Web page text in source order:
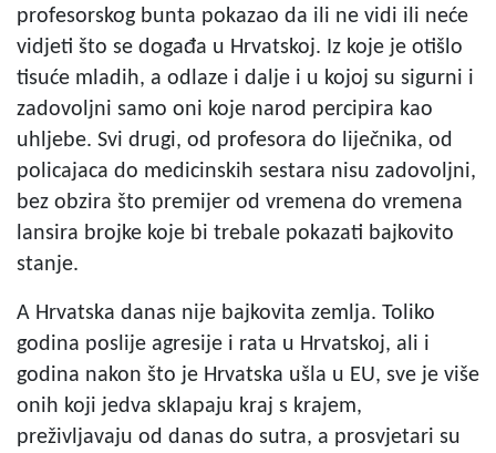
profesorskog bunta pokazao da ili ne vidi ili neće
vidjeti što se događa u Hrvatskoj. Iz koje je otišlo
tisuće mladih, a odlaze i dalje i u kojoj su sigurni i
zadovoljni samo oni koje narod percipira kao
uhljebe. Svi drugi, od profesora do liječnika, od
policajaca do medicinskih sestara nisu zadovoljni,
bez obzira što premijer od vremena do vremena
lansira brojke koje bi trebale pokazati bajkovito
stanje.
A Hrvatska danas nije bajkovita zemlja. Toliko
godina poslije agresije i rata u Hrvatskoj, ali i
godina nakon što je Hrvatska ušla u EU, sve je više
onih koji jedva sklapaju kraj s krajem,
preživljavaju od danas do sutra, a prosvjetari su